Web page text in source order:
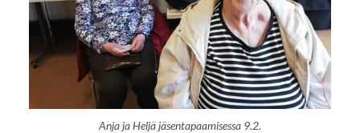
Anja ja Heljä jäsentapaamisessa 9.2.